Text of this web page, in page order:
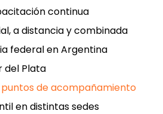
continua
a distancia y combinada
federal en Argentina
del Plata
puntos de acompañamiento
en distintas sedes